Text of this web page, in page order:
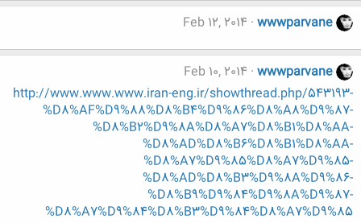
wwwparvane
Feb 12, 2014
wwwparvane
Feb 10, 2014
http://www.www.www.iran-eng.ir/showthread.php/543193-
%D8%AF%D9%88%D8%B4%D9%86%D8%A8%D9%87-
%D8%B2%D9%8A%D8%A7%D8%B1%D8%AA-
%D8%AD%D8%B6%D8%B1%D8%AA-
%D8%A7%D9%85%D8%A7%D9%85-
%D8%AD%D8%B3%D9%8A%D9%86-
%D8%B9%D9%84%D9%8A%D9%87-
%D8%A7%D9%84%D8%B3%D9%84%D8%A7%D9%85